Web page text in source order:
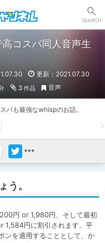
SEARCH
コスパ同人音声生
更新：2021.07.30
3 作品 音声
パも最強なwhispのお話。
う。
円 or 1,980円、そして最初
1,584円に割引されます。平
ンを適用することとして、か